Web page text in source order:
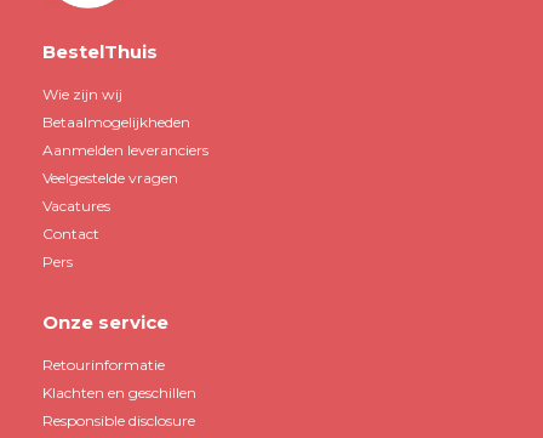
BestelThuis
Wie zijn wij
Betaalmogelijkheden
Aanmelden leveranciers
Veelgestelde vragen
Vacatures
Contact
Pers
Onze service
Retourinformatie
Klachten en geschillen
Responsible disclosure